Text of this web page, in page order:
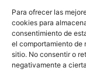
Para ofrecer las
cookies para
consentimiento de
el comportamiento de
sitio. No consentir o
negativamente a
Polígono
Chiclana de la
667 457 908